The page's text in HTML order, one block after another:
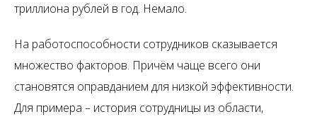
триллиона рублей в год. Немало.
На работоспособности сотрудников сказывается
множество факторов. Причём чаще всего они
становятся оправданием для низкой эффективности.
Для примера – история сотрудницы из области,